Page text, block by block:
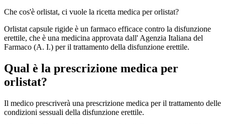
Che cos'è orlistat, ci vuole la ricetta medica per orlistat?
Orlistat capsule rigide è un farmaco efficace contro la disfunzione
erettile, che è una medicina approvata dall' Agenzia Italiana del
Farmaco (A. I.) per il trattamento della disfunzione erettile.
Qual è la prescrizione medica per
orlistat?
Il medico prescriverà una prescrizione medica per il trattamento delle
condizioni sessuali della disfunzione erettile.